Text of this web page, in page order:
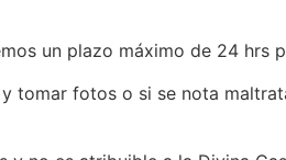
un plazo máximo de 24 hrs
fotos o si se nota